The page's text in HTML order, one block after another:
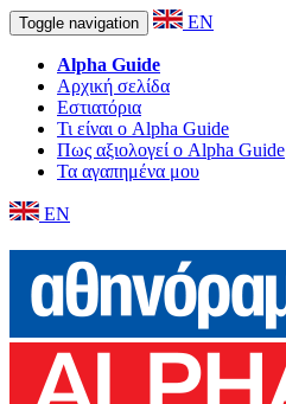
Toggle navigation EN
Alpha Guide
Αρχική σελίδα
Εστιατόρια
Τι είναι ο Alpha Guide
Πως αξιολογεί ο Alpha Guide
Τα αγαπημένα μου
EN